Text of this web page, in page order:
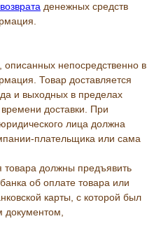
денежных средств
описанных непосредственно в
Товар доставляется
и выходных в пределах
доставки. При
лица должна
плательщика или сама
товара должны предъявить
об оплате товара или
карты, с которой был
документом,